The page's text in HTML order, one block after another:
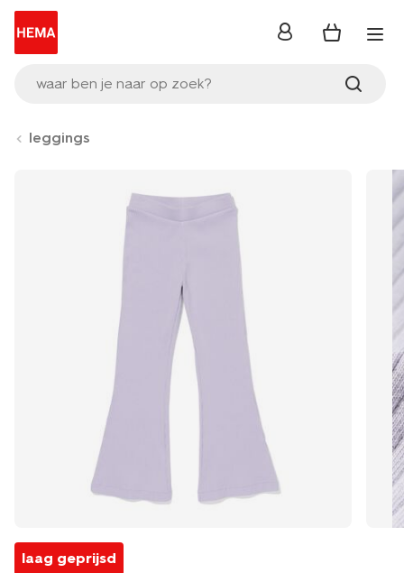
waar ben je naar op zoek?
inloggen
leggings
laag geprijsd